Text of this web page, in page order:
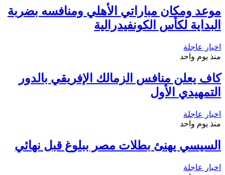
موعد ومكان مباراتي الأهلي ومنافسه بضربة
البداية لكأس الكونفيدرالية
اخبار عاجلة
منذ يوم واحد
كاف يعلن منافس الزمالك الإفريقي بالدور
التمهيدي الأول
اخبار عاجلة
منذ يوم واحد
السيسي يهنئ بطلات مصر ببلوغ قبل نهائي
اخبار عاجلة